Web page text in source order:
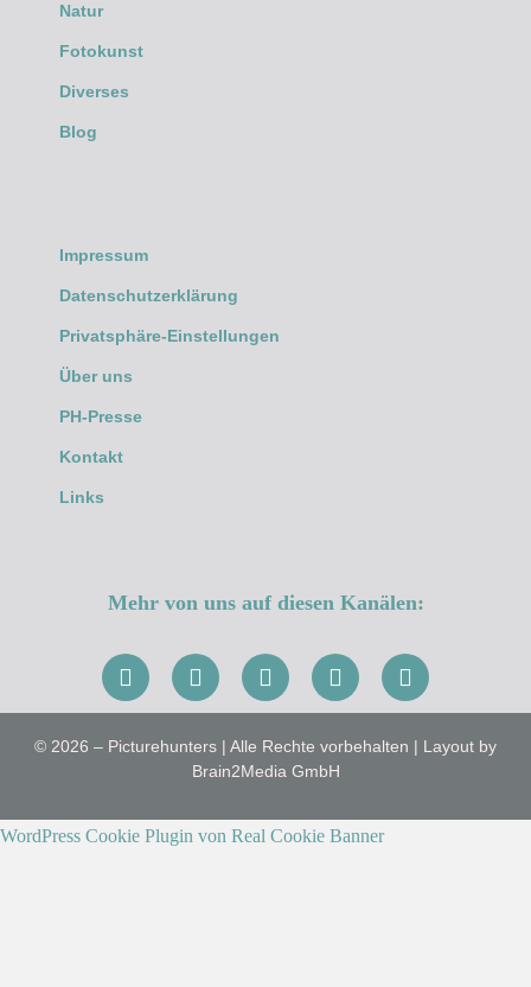
Natur
Fotokunst
Diverses
Blog
Impressum
Datenschutzerklärung
Privatsphäre-Einstellungen
Über uns
PH-Presse
Kontakt
Links
Mehr von uns auf diesen Kanälen:
© 2026 – Picturehunters | Alle Rechte vorbehalten | Layout by
Brain2Media GmbH
WordPress Cookie Plugin von Real Cookie Banner